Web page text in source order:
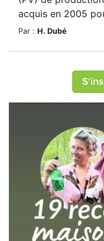
acquis en 2005
Par : H. Dubé